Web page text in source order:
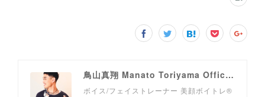
鳥山真翔 Manato Toriyama Official HP＜総合＞
ボイス/フェイストレーナー 美顔ボイトレ®︎